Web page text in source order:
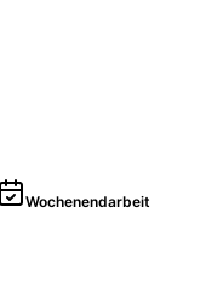
Wochenendarbeit